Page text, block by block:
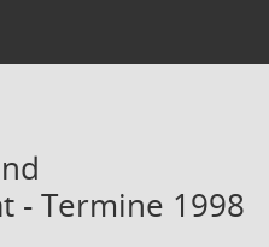
- Termine 1998